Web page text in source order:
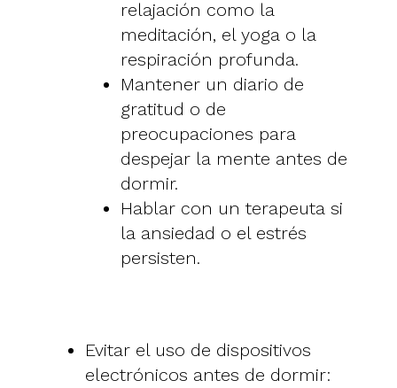
relajación como la
meditación, el yoga o la
respiración profunda.
Mantener un diario de
gratitud o de
preocupaciones para
despejar la mente antes de
dormir.
Hablar con un terapeuta si
la ansiedad o el estrés
persisten.
Evitar el uso de dispositivos
electrónicos antes de dormir: